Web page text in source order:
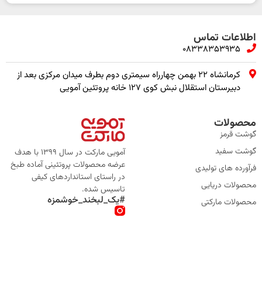
اطلاعات تماس
08338353935
کرمانشاه ۲۲ بهمن چهارراه سیمتری دوم بطرف میدان مرکزی بعد از
دبیرستان استقلال نبش کوی ۱۲۷ خانه پروتئین آمویی
محصولات
گوشت قرمز
گوشت سفید
فرآورده های تولیدی
محصولات دریایی
محصولات مارکتی
آمویی مارکت در سال 1399 با هدف
عرضه محصولات پروتئینی آماده طبخ
در راستای استانداردهای کیفی
تاسیس شده.
#یک_لبخند_خوشمزه